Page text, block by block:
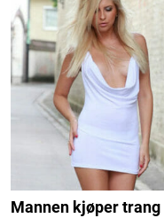
Mannen kjøper